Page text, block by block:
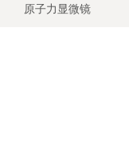
原子力显微镜